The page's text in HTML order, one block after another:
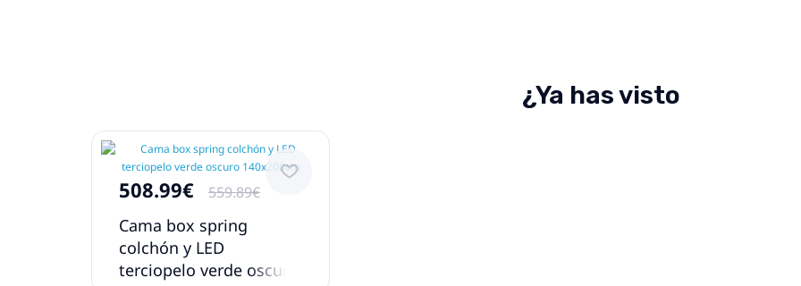
¿Ya has visto
508.99€ 559.89€
Cama box spring
colchón y LED
terciopelo verde oscuro